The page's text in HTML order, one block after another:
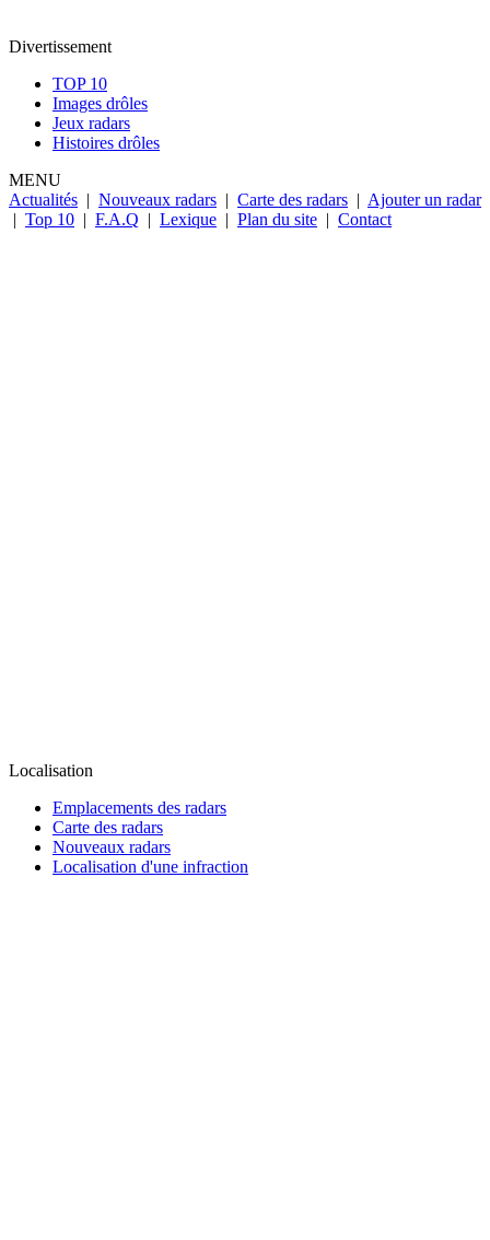
Divertissement
TOP 10
Images drôles
Jeux radars
Histoires drôles
MENU
Actualités | Nouveaux radars | Carte des radars | Ajouter un radar
| Top 10 | F.A.Q | Lexique | Plan du site | Contact
Localisation
Emplacements des radars
Carte des radars
Nouveaux radars
Localisation d'une infraction